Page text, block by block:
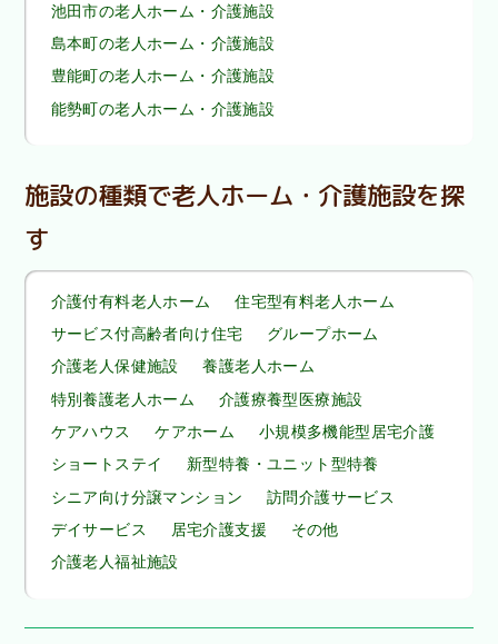
池田市の老人ホーム・介護施設
島本町の老人ホーム・介護施設
豊能町の老人ホーム・介護施設
能勢町の老人ホーム・介護施設
施設の種類で老人ホーム・介護施設を探
す
介護付有料老人ホーム
住宅型有料老人ホーム
サービス付高齢者向け住宅
グループホーム
介護老人保健施設
養護老人ホーム
特別養護老人ホーム
介護療養型医療施設
ケアハウス
ケアホーム
小規模多機能型居宅介護
ショートステイ
新型特養・ユニット型特養
シニア向け分譲マンション
訪問介護サービス
デイサービス
居宅介護支援
その他
介護老人福祉施設